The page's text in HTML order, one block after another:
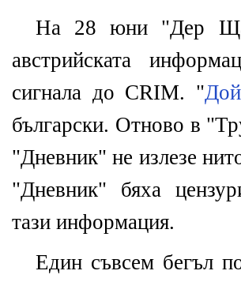
На 28 юни "Дер
австрийската
сигнала до CRIM. "
български. Отново в
"Дневник" не излезе
"Дневник" бяха
тази информация.
Един съвсем бегъл